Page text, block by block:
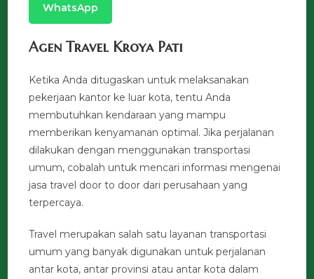
WhatsApp
Agen Travel Kroya Pati
Ketika Anda ditugaskan untuk melaksanakan
pekerjaan kantor ke luar kota, tentu Anda
membutuhkan kendaraan yang mampu
memberikan kenyamanan optimal. Jika perjalanan
dilakukan dengan menggunakan transportasi
umum, cobalah untuk mencari informasi mengenai
jasa travel door to door dari perusahaan yang
terpercaya.
Travel merupakan salah satu layanan transportasi
umum yang banyak digunakan untuk perjalanan
antar kota, antar provinsi atau antar kota dalam